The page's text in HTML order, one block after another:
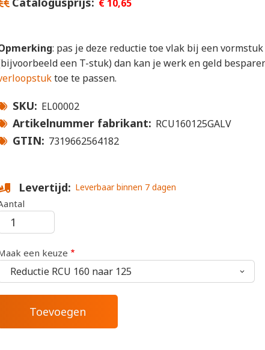
€ 10,65
: pas je deze reductie toe vlak bij een vormstuk
een T-stuk) dan kan je werk en geld
toe te passen.
SKU EL00002
Artikelnummer fabrikant RCU160125GALV
GTIN 7319662564182
Levertijd Leverbaar binnen 7 dagen
een keuze